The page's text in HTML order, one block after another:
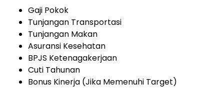
Gaji Pokok
Tunjangan Transportasi
Tunjangan Makan
Asuransi Kesehatan
BPJS Ketenagakerjaan
Cuti Tahunan
Bonus Kinerja (Jika Memenuhi Target)